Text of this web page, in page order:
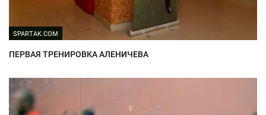
SPARTAK.COM
ПЕРВАЯ ТРЕНИРОВКА АЛЕНИЧЕВА